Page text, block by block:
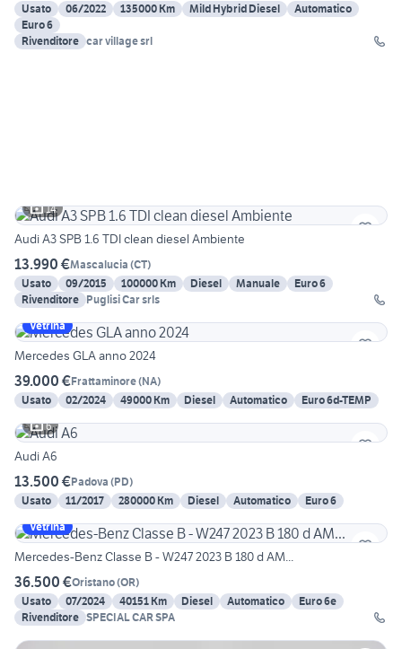
Usato
06/2022 135000 Km Mild Hybrid Diesel
Automatico
Euro 6
Rivenditore car village srl
14
Audi A3 SPB 1.6 TDI clean diesel Ambiente
13.990 €Mascalucia (CT)
Usato
09/2015 100000 Km Diesel Manuale
Euro 6
Rivenditore Puglisi Car srls
Vetrina
Mercedes GLA anno 2024
39.000 €Frattaminore(NA)
Usato
02/2024 49000 Km Diesel Automatico
Euro 6d-TEMP
6
Audi A6
13.500 €Padova (PD)
Usato
11/2017 280000 Km Diesel Automatico
Euro 6
Vetrina
Mercedes-Benz Classe B - W247 2023 B 180 d AM...
36.500 €Oristano(OR)
Usato
07/2024 40151 Km Diesel Automatico
Euro 6e
Rivenditore SPECIAL CAR SPA